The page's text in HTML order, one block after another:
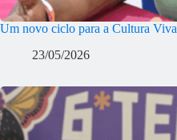
Um novo ciclo para a Cultura Viva
23/05/2026